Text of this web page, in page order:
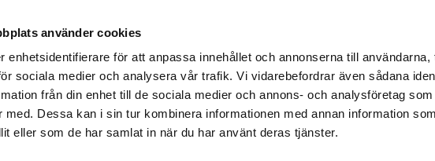
använder cookies
enhetsidentifierare för att anpassa innehållet och annonserna till användarna,
sociala medier och analysera vår trafik. Vi vidarebefordrar även sådana
från din enhet till de sociala medier och annons- och analysföretag
med. Dessa kan i sin tur kombinera informationen med annan information
eller som de har samlat in när du har använt deras tjänster.
räddningsförsäkring gäller hos oss -